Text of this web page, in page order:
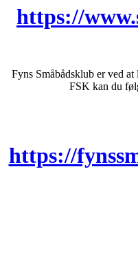
https://
Fyns Småbådsklub er ved
FSK kan du
https://